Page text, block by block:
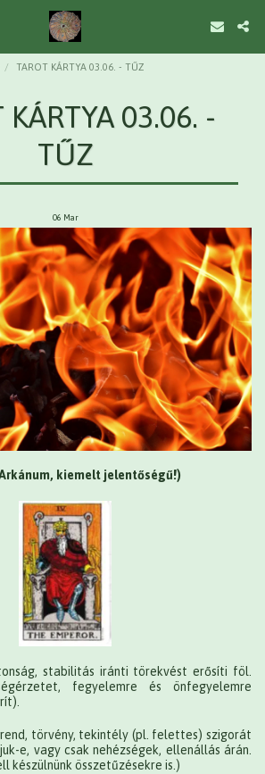
TAROT KÁRTYA 03.06. - TŰZ
KÁRTYA 03.06. -
TŰZ
06 Mar
Arkánum, kiemelt jelentőségű!)
stabilitás iránti törekvést erősíti föl.
fegyelemre és önfegyelemre
törvény, tekintély (pl. felettes) szigorát
e, vagy csak nehézségek, ellenállás árán.
készülnünk összetűzésekre is.)